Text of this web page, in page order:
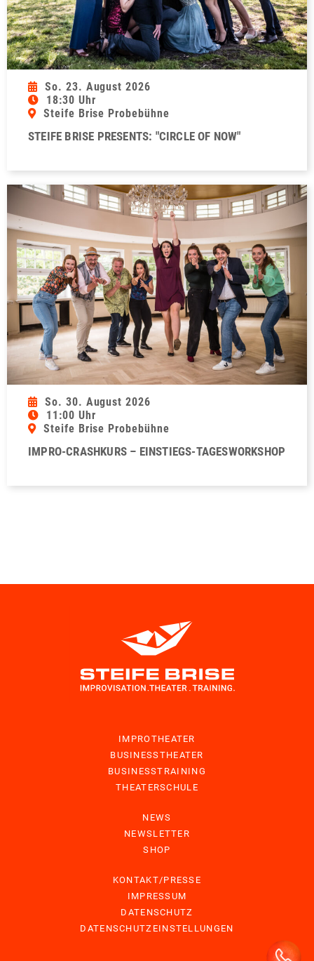
So. 23. August 2026
18:30 Uhr
Steife Brise Probebühne
STEIFE BRISE PRESENTS: "CIRCLE OF NOW"
So. 30. August 2026
11:00 Uhr
Steife Brise Probebühne
IMPRO-CRASHKURS – EINSTIEGS-TAGESWORKSHOP
IMPROTHEATER
BUSINESSTHEATER
BUSINESSTRAINING
THEATERSCHULE
NEWS
NEWSLETTER
SHOP
KONTAKT/PRESSE
IMPRESSUM
DATENSCHUTZ
DATENSCHUTZEINSTELLUNGEN